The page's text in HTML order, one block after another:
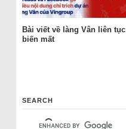
Bài viết về làng Vân liên tục
biến mất
SEARCH